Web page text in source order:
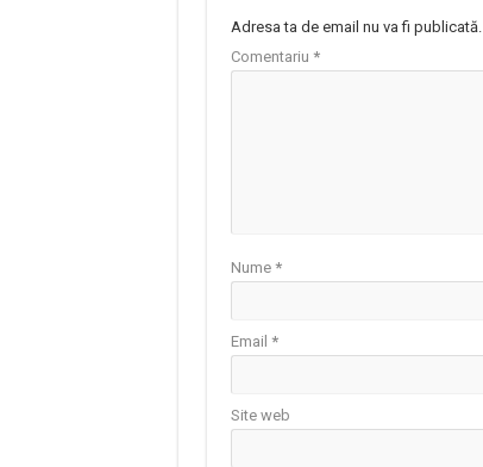
Adresa ta de email nu va fi publicată.
Comentariu *
Nume *
Email *
Site web